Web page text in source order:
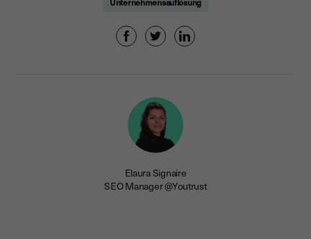
Elaura Signaire
SEO Manager @Youtrust